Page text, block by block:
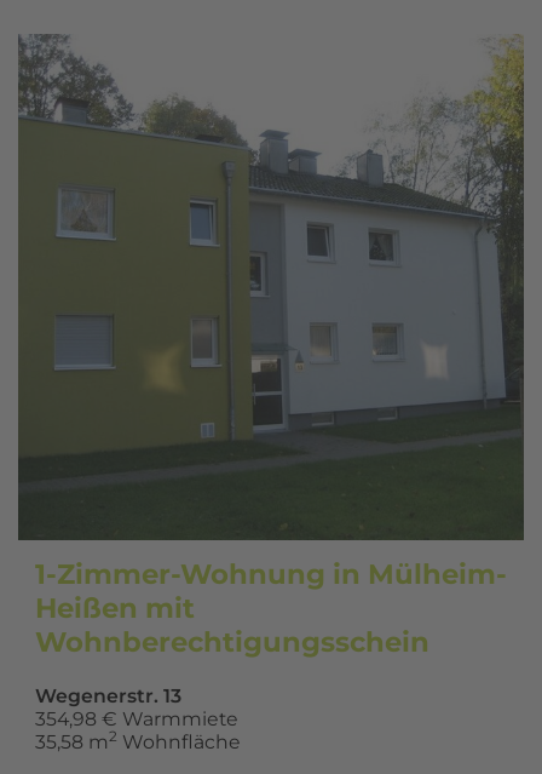
1-Zimmer-Wohnung in Mülheim-
Heißen mit
Wohnberechtigungsschein
Wegenerstr. 13
354,98 € Warmmiete
35,58 m2 Wohnfläche